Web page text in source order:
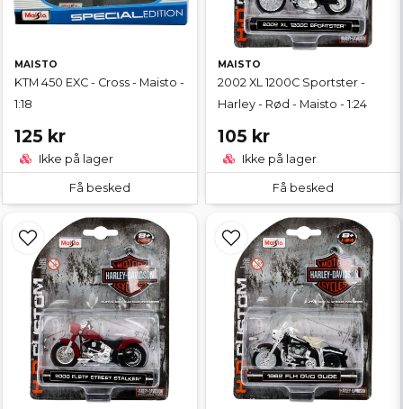
MAISTO
KTM 450 EXC - Cross - Maisto -
1:18
125 kr
Ikke på lager
Få besked
MAISTO
2002 XL 1200C Sportster -
Harley - Rød - Maisto - 1:24
105 kr
Ikke på lager
Få besked